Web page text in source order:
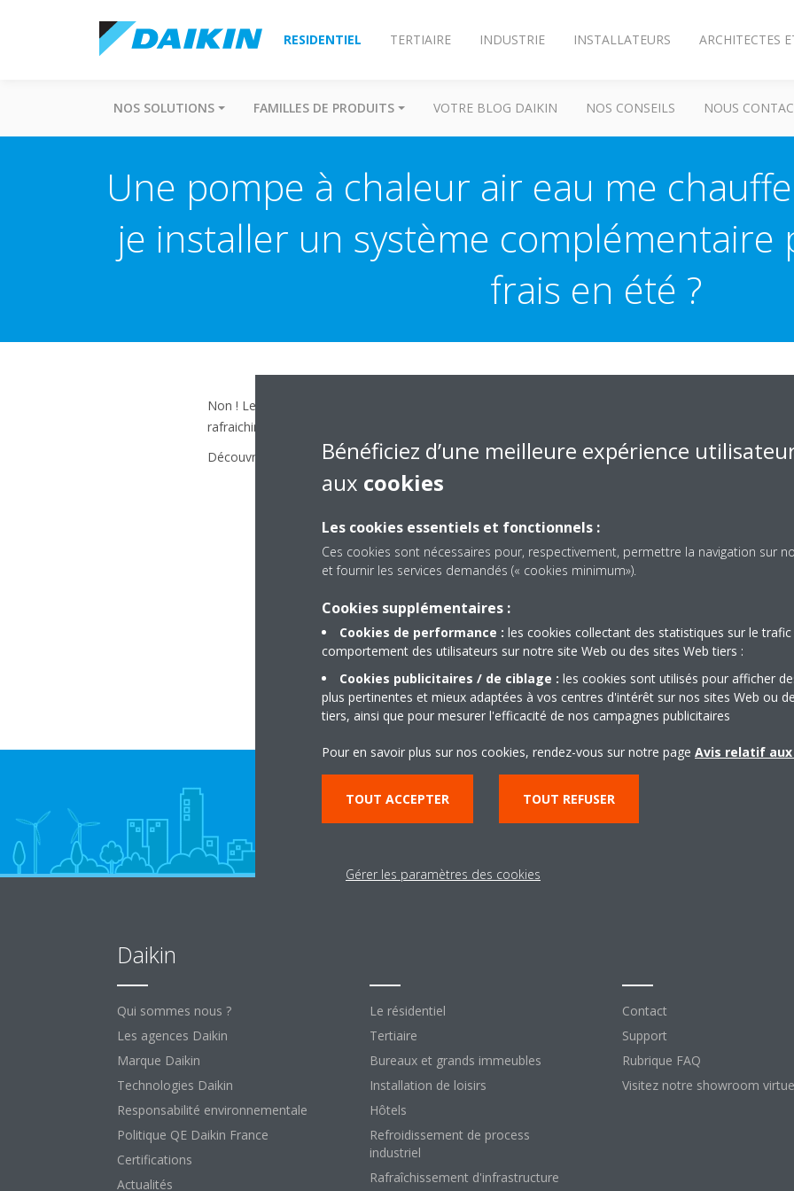
RESIDENTIEL TERTIAIRE INDUSTRIE INSTALLATEURS ARCHITECTES
NOS SOLUTIONS FAMILLES DE PRODUITS VOTRE BLOG DAIKIN NOS CONSEILS NOUS
Une pompe à chaleur air eau me chauffe
je installer un système complémentaire
frais en été ?
Non ! Le modèle réversible Daikin Altherma Basse Température vous chauffe dès les premières
rafraichir au retour des beaux jours, sans pour autant altérer la production d’eau chaude sanitaire.
Découvrez les caractéristiques techniques dela pompe à chaleur Daikin Altherma Basse
Daikin
Qui sommes nous ?
Les agences Daikin
Marque Daikin
Technologies Daikin
Responsabilité environnementale
Politique QE Daikin France
Certifications
Actualités
Le résidentiel
Tertiaire
Bureaux et grands immeubles
Installation de loisirs
Hôtels
Refroidissement de process
industriel
Rafraîchissement d'infrastructure
Contact
Support
Rubrique FAQ
Visitez notre showroom
Bénéficiez d’une meilleure expérience
aux cookies
Les cookies essentiels et fonctionnels :
Ces cookies sont nécessaires pour, respectivement, permettre la navigation sur
et fournir les services demandés (« cookies minimum»).
Cookies supplémentaires :
Cookies de performance : les cookies collectant des statistiques sur le trafic
comportement des utilisateurs sur notre site Web ou des sites Web tiers :
Cookies publicitaires / de ciblage : les cookies sont utilisés pour afficher
plus pertinentes et mieux adaptées à vos centres d'intérêt sur nos sites Web ou
tiers, ainsi que pour mesurer l'efficacité de nos campagnes publicitaires
Pour en savoir plus sur nos cookies, rendez-vous sur notre page Avis relatif
TOUT ACCEPTER TOUT REFUSER
Gérer les paramètres des cookies